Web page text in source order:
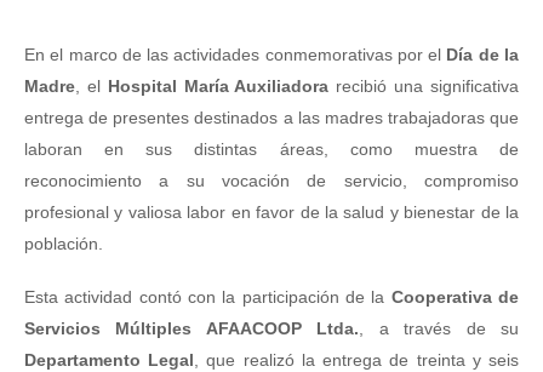
En el marco de las actividades conmemorativas por el Día de la
Madre , el Hospital María Auxiliadora recibió una significativa
entrega de presentes destinados a las madres trabajadoras que
laboran en sus distintas áreas, como muestra de
reconocimiento a su vocación de servicio, compromiso
profesional y valiosa labor en favor de la salud y bienestar de la
población.
Esta actividad contó con la participación de la Cooperativa de
Servicios Múltiples AFAACOOP Ltda., a través de su
Departamento Legal, que realizó la entrega de treinta y seis